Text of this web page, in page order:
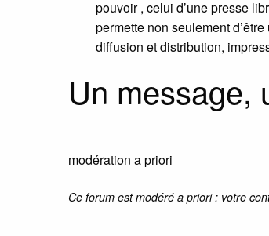
pouvoir , celui d’une presse
permette non seulement
diffusion et distribution,
Un message,
modération a priori
Ce forum est modéré a priori : votre